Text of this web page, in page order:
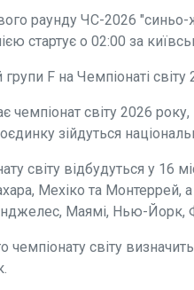
раунду ЧС-2026
стартує о 02:00 за
F на Чемпіонаті світу
чемпіонат світу 2026
зійдуться
світу відбудуться у 16
Мехіко та
Маямі, Нью-Йорк,
світу